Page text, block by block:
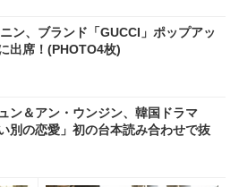
ン、ブランド「GUCCI」ポップアッ
出席！(PHOTO4枚)
ン＆アン・ウンジン、韓国ドラマ
別の恋愛」初の台本読み合わせで抜